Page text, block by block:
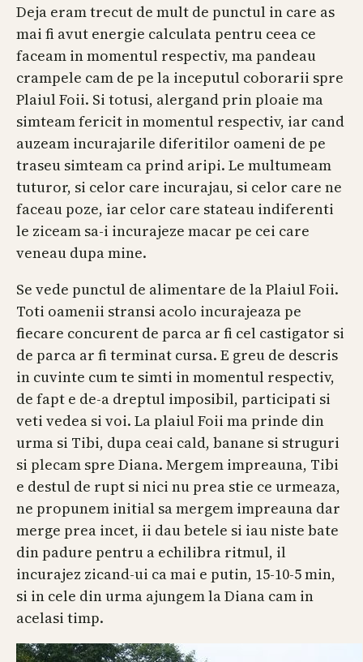
Deja eram trecut de mult de punctul in care as
mai fi avut energie calculata pentru ceea ce
faceam in momentul respectiv, ma pandeau
crampele cam de pe la inceputul coborarii spre
Plaiul Foii. Si totusi, alergand prin ploaie ma
simteam fericit in momentul respectiv, iar cand
auzeam incurajarile diferitilor oameni de pe
traseu simteam ca prind aripi. Le multumeam
tuturor, si celor care incurajau, si celor care ne
faceau poze, iar celor care stateau indiferenti
le ziceam sa-i incurajeze macar pe cei care
veneau dupa mine.
Se vede punctul de alimentare de la Plaiul Foii.
Toti oamenii stransi acolo incurajeaza pe
fiecare concurent de parca ar fi cel castigator si
de parca ar fi terminat cursa. E greu de descris
in cuvinte cum te simti in momentul respectiv,
de fapt e de-a dreptul imposibil, participati si
veti vedea si voi. La plaiul Foii ma prinde din
urma si Tibi, dupa ceai cald, banane si struguri
si plecam spre Diana. Mergem impreauna, Tibi
e destul de rupt si nici nu prea stie ce urmeaza,
ne propunem initial sa mergem impreauna dar
merge prea incet, ii dau betele si iau niste bate
din padure pentru a echilibra ritmul, il
incurajez zicand-ui ca mai e putin, 15-10-5 min,
si in cele din urma ajungem la Diana cam in
acelasi timp.